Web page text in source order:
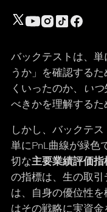
バックテストは、
うか」を確認するた
くいったのか、
いつ
べきかを理解するた
しかし、バックテス
単にPnL曲線が緑色
切な主要業績評価指
の指標は、生の取
は、自身の優位性
はその戦略に実資